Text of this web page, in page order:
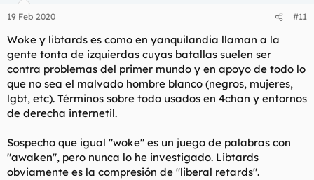
19 Feb 2020 #11
Woke y libtards es como en yanquilandia llaman a la
gente tonta de izquierdas cuyas batallas suelen ser
contra problemas del primer mundo y en apoyo de todo lo
que no sea el malvado hombre blanco (negros, mujeres,
lgbt, etc). Términos sobre todo usados en 4chan y entornos
de derecha internetil.
Sospecho que igual "woke" es un juego de palabras con
"awaken", pero nunca lo he investigado. Libtards
obviamente es la compresión de "liberal retards".